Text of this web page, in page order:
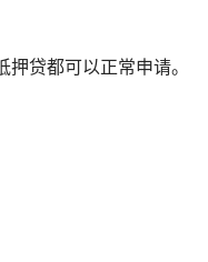
贷都可以正常申请。